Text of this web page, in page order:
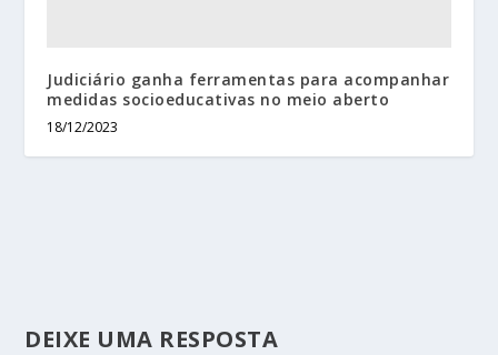
Judiciário ganha ferramentas para acompanhar
medidas socioeducativas no meio aberto
18/12/2023
DEIXE UMA RESPOSTA